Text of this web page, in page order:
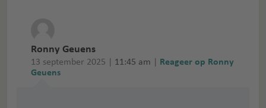
Ronny Geuens
13 september 2025 | 11:45 am
Reageer op Ronny
Geuens